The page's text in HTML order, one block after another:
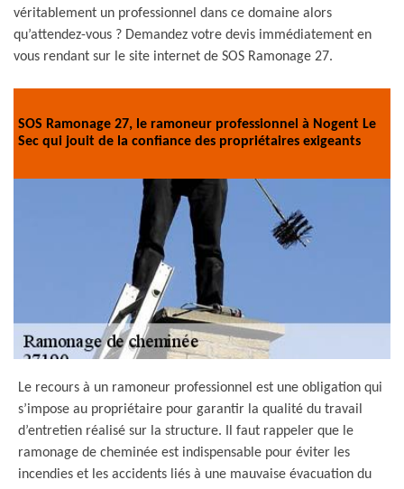
véritablement un professionnel dans ce domaine alors
qu’attendez-vous ? Demandez votre devis immédiatement en
vous rendant sur le site internet de SOS Ramonage 27.
SOS Ramonage 27, le ramoneur professionnel à Nogent Le
Sec qui jouit de la confiance des propriétaires exigeants
Le recours à un ramoneur professionnel est une obligation qui
s’impose au propriétaire pour garantir la qualité du travail
d’entretien réalisé sur la structure. Il faut rappeler que le
ramonage de cheminée est indispensable pour éviter les
incendies et les accidents liés à une mauvaise évacuation du